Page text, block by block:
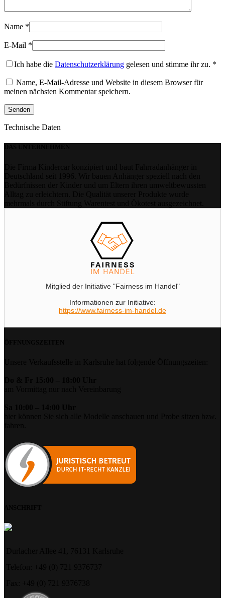
Name *
E-Mail *
Ich habe die Datenschutzerklärung gelesen und stimme ihr zu. *
Name, E-Mail-Adresse und Website in diesem Browser für
meinen nächsten Kommentar speichern.
Technische Daten
Mitglied der Initiative "Fairness im Handel"
Informationen zur Initiative:
https://www.fairness-im-handel.de